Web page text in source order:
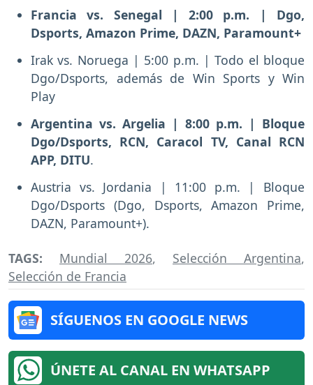
Francia vs. Senegal | 2:00 p.m. | Dgo,
Dsports, Amazon Prime, DAZN, Paramount+
Irak vs. Noruega | 5:00 p.m. | Todo el bloque
Dgo/Dsports, además de Win Sports y Win
Play
Argentina vs. Argelia | 8:00 p.m. | Bloque
Dgo/Dsports, RCN, Caracol TV, Canal RCN
APP, DITU.
Austria vs. Jordania | 11:00 p.m. | Bloque
Dgo/Dsports (Dgo, Dsports, Amazon Prime,
DAZN, Paramount+).
TAGS: Mundial 2026, Selección Argentina,
Selección de Francia
SÍGUENOS EN GOOGLE NEWS
ÚNETE AL CANAL EN WHATSAPP